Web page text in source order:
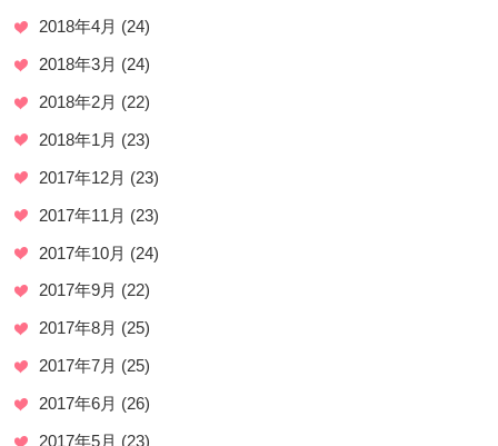
2018年4月 (24)
2018年3月 (24)
2018年2月 (22)
2018年1月 (23)
2017年12月 (23)
2017年11月 (23)
2017年10月 (24)
2017年9月 (22)
2017年8月 (25)
2017年7月 (25)
2017年6月 (26)
2017年5月 (23)